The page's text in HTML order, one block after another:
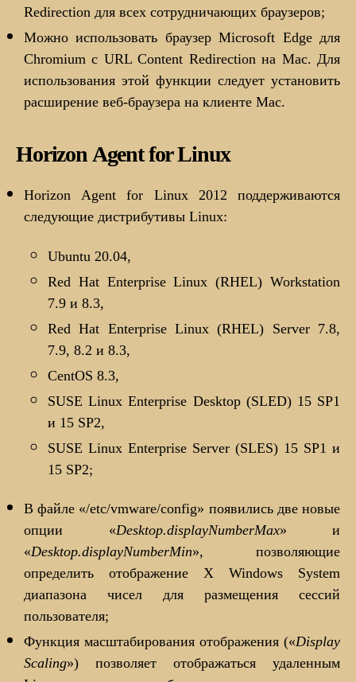
Redirection для всех сотрудничающих браузеров;
Можно использовать браузер Microsoft Edge для
Chromium с URL Content Redirection на Mac. Для
использования этой функции следует установить
расширение веб-браузера на клиенте Mac.
Horizon Agent for Linux
Horizon Agent for Linux 2012 поддерживаются
следующие дистрибутивы Linux:
Ubuntu 20.04,
Red Hat Enterprise Linux (RHEL) Workstation
7.9 и 8.3,
Red Hat Enterprise Linux (RHEL) Server 7.8,
7.9, 8.2 и 8.3,
CentOS 8.3,
SUSE Linux Enterprise Desktop (SLED) 15 SP1
и 15 SP2,
SUSE Linux Enterprise Server (SLES) 15 SP1 и
15 SP2;
В файле «/etc/vmware/config» появились две новые
опции «Desktop.displayNumberMax» и
«Desktop.displayNumberMin», позволяющие
определить отображение X Windows System
диапазона чисел для размещения сессий
пользователя;
Функция масштабирования отображения («Display
Scaling») позволяет отображаться удаленным